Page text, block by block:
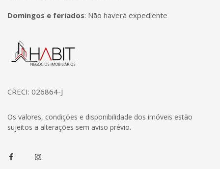
Domingos e feriados: Não haverá expediente
Página inicial
CRECI: 026864-J
Os valores, condições e disponibilidade dos imóveis estão
sujeitos a alterações sem aviso prévio.
FacebookInstagram